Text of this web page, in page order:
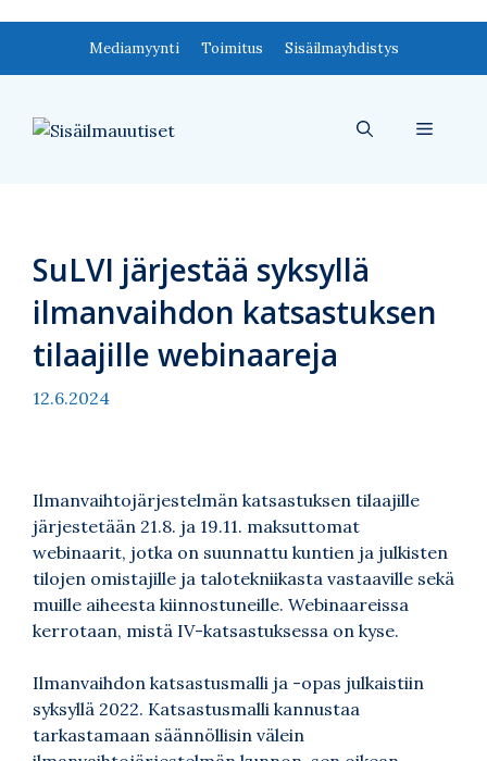
Mediamyynti Toimitus Sisäilmayhdistys
Valikko
SuLVI järjestää syksyllä
ilmanvaihdon katsastuksen
tilaajille webinaareja
12.6.2024
Ilmanvaihtojärjestelmän katsastuksen tilaajille
järjestetään 21.8. ja 19.11. maksuttomat
webinaarit, jotka on suunnattu kuntien ja julkisten
tilojen omistajille ja talotekniikasta vastaaville sekä
muille aiheesta kiinnostuneille. Webinaareissa
kerrotaan, mistä IV-katsastuksessa on kyse.
Ilmanvaihdon katsastusmalli ja -opas julkaistiin
syksyllä 2022. Katsastusmalli kannustaa
tarkastamaan säännöllisin välein